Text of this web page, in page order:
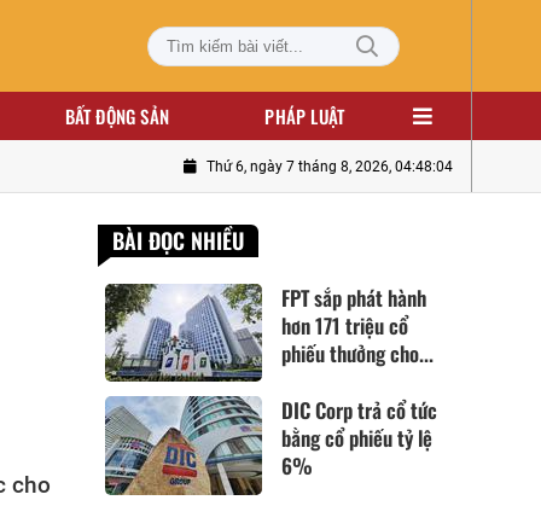
BẤT ĐỘNG SẢN PHÁP LUẬT
Thứ 6, ngày 7 tháng 8, 2026, 04:48:05
cho
BÀI ĐỌC NHIỀU
FPT sắp phát hành
hơn 171 triệu cổ
phiếu thưởng cho...
DIC Corp trả cổ tức
bằng cổ phiếu tỷ lệ
6%